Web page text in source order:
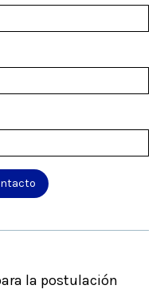
la postulación